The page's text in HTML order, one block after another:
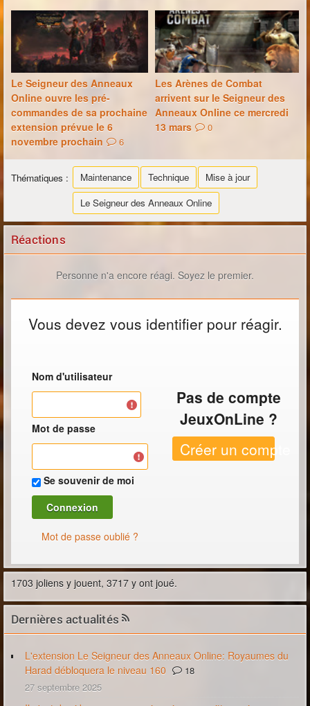
Le Seigneur des Anneaux
Online ouvre les pré-
commandes de sa prochaine
extension prévue le 6
novembre prochain
6
Les Arènes de Combat
arrivent sur le Seigneur des
Anneaux Online ce mercredi
13 mars
0
Thématiques : Maintenance Technique
Mise à jour
Le Seigneur des Anneaux Online
Réactions
Personne n'a encore réagi. Soyez le premier.
Vous devez vous identifier pour réagir.
Nom d'utilisateur
Mot de passe
Se souvenir de moi
Mot de passe oublié ?
Pas de compte
JeuxOnLine ?
Créer un compte
1703 joliens y jouent, 3717 y ont joué.
Dernières actualités
L'extension Le Seigneur des Anneaux Online: Royaumes du
Harad débloquera le niveau 160
18
27 septembre 2025